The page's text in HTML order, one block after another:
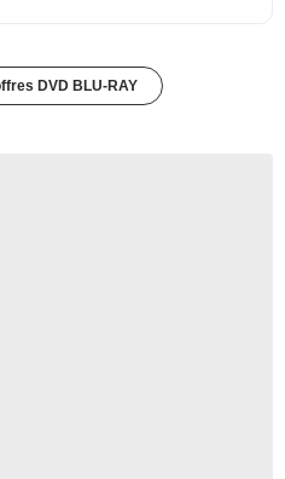
DVD BLU-RAY